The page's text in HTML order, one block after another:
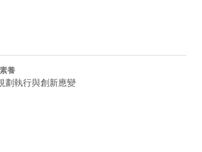
養
劃執行與創新應變